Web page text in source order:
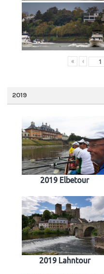
« ‹
2019
2019 Elbetour
2019 Lahntour